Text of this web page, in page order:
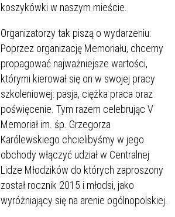
koszykówki w naszym mieście.
Organizatorzy tak piszą o wydarzeniu:
Poprzez organizację Memoriału, chcemy
propagować najważniejsze wartości,
którymi kierował się on w swojej pracy
szkoleniowej: pasja, ciężka praca oraz
poświęcenie. Tym razem celebrując V
Memoriał im. śp. Grzegorza
Karólewskiego chcielibyśmy w jego
obchody włączyć udział w Centralnej
Lidze Młodzików do których zaproszony
został rocznik 2015 i młodsi, jako
wyróżniający się na arenie ogólnopolskiej.